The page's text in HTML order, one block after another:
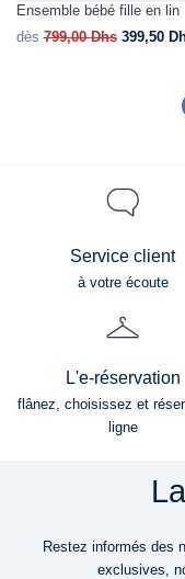
Ensemble bébé fille en lin
dès 799,00Dhs 399,50
Service client
à votre écoute
L'e-réservation
flânez, choisissez et
ligne
Restez informés des
exclusives,